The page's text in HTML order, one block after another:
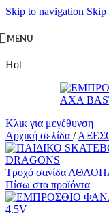
Skip to navigation Skip
MENU
Hot
Κλικ για μεγέθυνση
Αρχική σελίδα /
Τροχό σανίδα
Πίσω στα προϊόντα